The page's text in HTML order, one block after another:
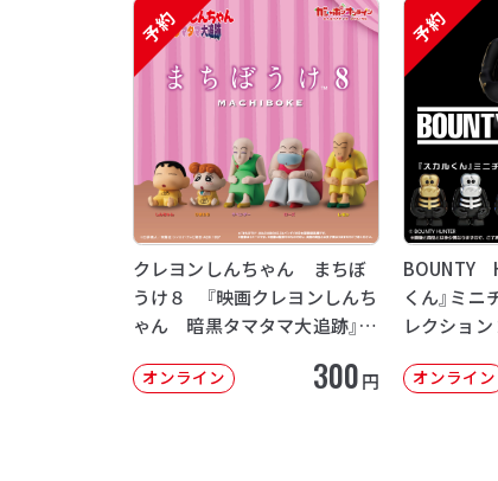
予約
クレヨンしんちゃん まちぼ
うけ８ 『映画クレヨンしんち
ゃん 暗黒タマタマ大追跡』
オンライン 300円
予約
BOUNTY
くん』ミニ
レクション
オンライン